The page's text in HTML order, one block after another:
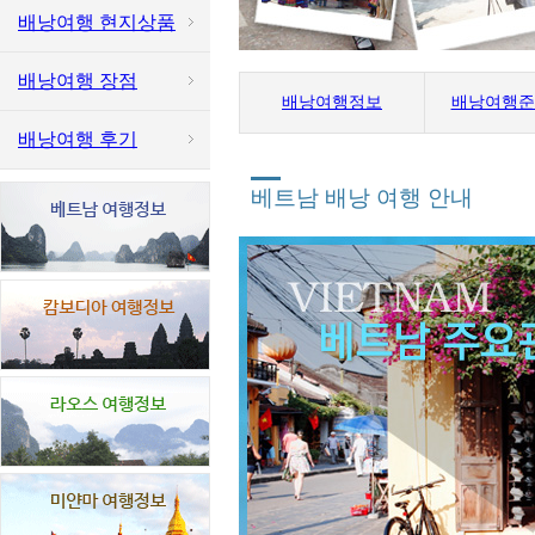
배낭여행 현지상품
배낭여행 장점
배낭여행 후기
배낭여행정보 배낭여행
베트남 배낭 여행 안내